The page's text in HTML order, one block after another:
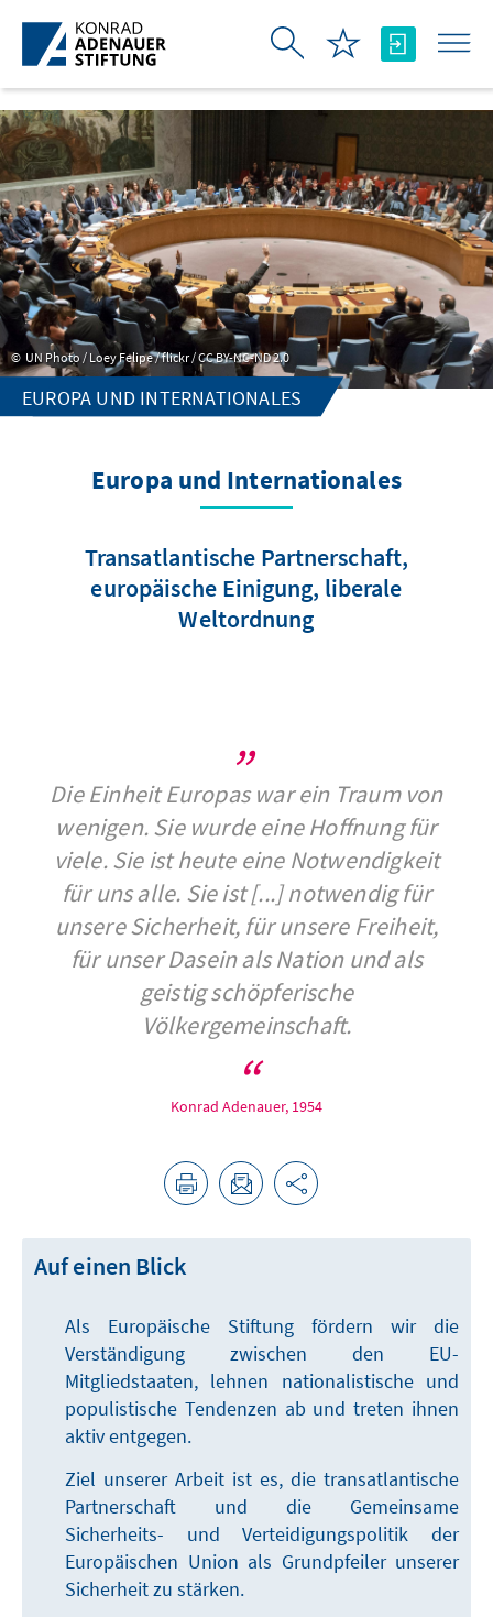
Skip to Main Content
UN Photo / Loey Felipe / flickr / CC BY-NC-ND 2.0
EUROPA UND INTERNATIONALES
Europa und Internationales
Transatlantische Partnerschaft,
europäische Einigung, liberale
Weltordnung
Die Einheit Europas war ein Traum von
wenigen. Sie wurde eine Hoffnung für
viele. Sie ist heute eine Notwendigkeit
für uns alle. Sie ist [...] notwendig für
unsere Sicherheit, für unsere Freiheit,
für unser Dasein als Nation und als
geistig schöpferische
Völkergemeinschaft.
Konrad Adenauer, 1954
Auf einen Blick
Als Europäische Stiftung fördern wir die
Verständigung zwischen den EU-
Mitgliedstaaten, lehnen nationalistische und
populistische Tendenzen ab und treten ihnen
aktiv entgegen.
Ziel unserer Arbeit ist es, die transatlantische
Partnerschaft und die Gemeinsame
Sicherheits- und Verteidigungspolitik der
Europäischen Union als Grundpfeiler unserer
Sicherheit zu stärken.